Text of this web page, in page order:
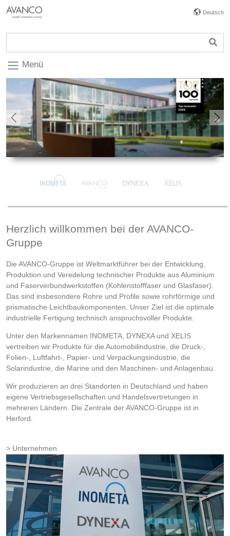
Deutsch
Menü
Previous
Herzlich willkommen bei der AVANCO-
Gruppe
Die AVANCO-Gruppe ist Weltmarktführer bei der Entwicklung,
Produktion und Veredelung technischer Produkte aus Aluminium
und Faserverbundwerkstoffen (Kohlenstofffaser und Glasfaser).
Das sind insbesondere Rohre und Profile sowie rohrförmige und
prismatische Leichtbaukomponenten. Unser Ziel ist die optimale
industrielle Fertigung technisch anspruchsvoller Produkte.
Unter den Markennamen INOMETA, DYNEXA und XELIS
vertreiben wir Produkte für die Automobilindustrie, die Druck-,
Folien-, Luftfahrt-, Papier- und Verpackungsindustrie, die
Solarindustrie, die Marine und den Maschinen- und Anlagenbau.
Wir produzieren an drei Standorten in Deutschland und haben
eigene Vertriebsgesellschaften und Handelsvertretungen in
mehreren Ländern. Die Zentrale der AVANCO-Gruppe ist in
Herford.
Unternehmen